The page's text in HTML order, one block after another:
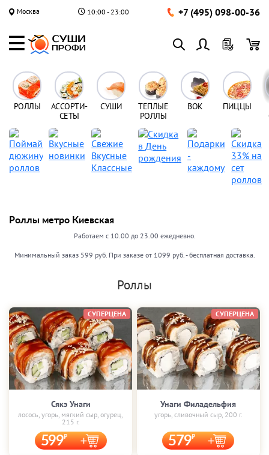
Москва 10:00 - 23:00 +7 (495) 098-00-36
РОЛЛЫ
АССОРТИ-
СЕТЫ
СУШИ
ТЕПЛЫЕ
РОЛЛЫ
ВОК ПИЦЦЫ
Роллы метро Киевская
Работаем с 10.00 до 23.00 ежедневно.
Минимальный заказ 599 руб. При заказе от 1099 руб. - бесплатная доставка.
Роллы
Сякэ Унаги
лосось, угорь, мягкий сыр, огурец,
215 г.
599
СУПЕРЦЕНА
Унаги Филадельфия
угорь, сливочный сыр, 200 г.
579
СУПЕРЦЕНА